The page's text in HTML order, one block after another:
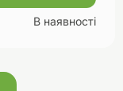
В наявності